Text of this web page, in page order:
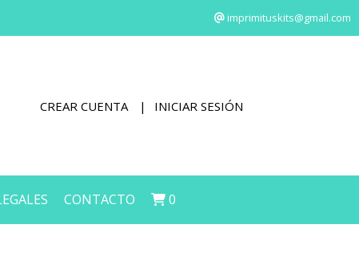
imprimituskits@gmail.com
CREAR CUENTA INICIAR SESIÓN
CONTACTO 0